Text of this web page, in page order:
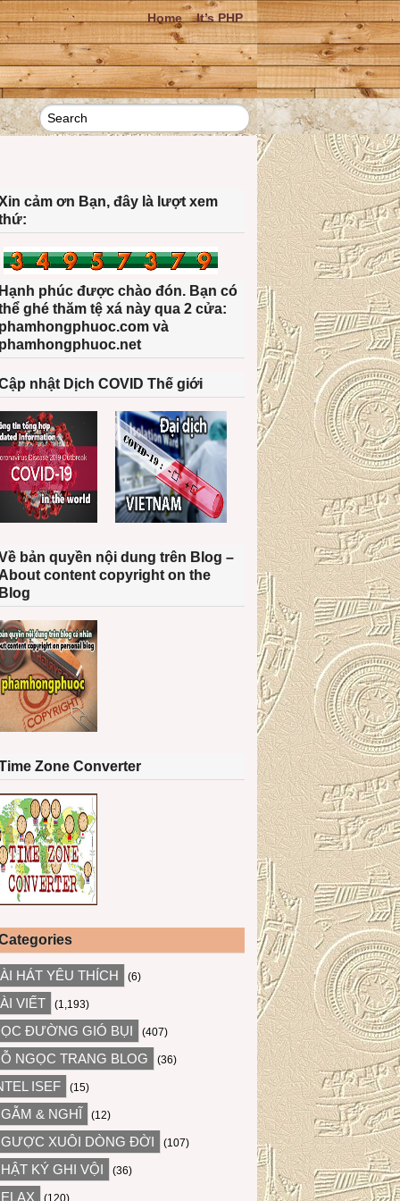
Home It’s PHP
cảm ơn Bạn, đây là lượt xem
phúc được chào đón. Bạn có
ghé thăm tệ xá này qua 2 cửa:
và
nhật Dịch COVID Thế giới
bản quyền nội dung trên Blog –
content copyright on the
Zone Converter
HÁT YÊU THÍCH (6)
VIẾT (1,193)
ĐƯỜNG GIÓ BỤI (407)
NGỌC TRANG BLOG (36)
ISEF (15)
& NGHĨ (12)
XUÔI DÒNG ĐỜI (107)
KÝ GHI VỘI (36)
(120)